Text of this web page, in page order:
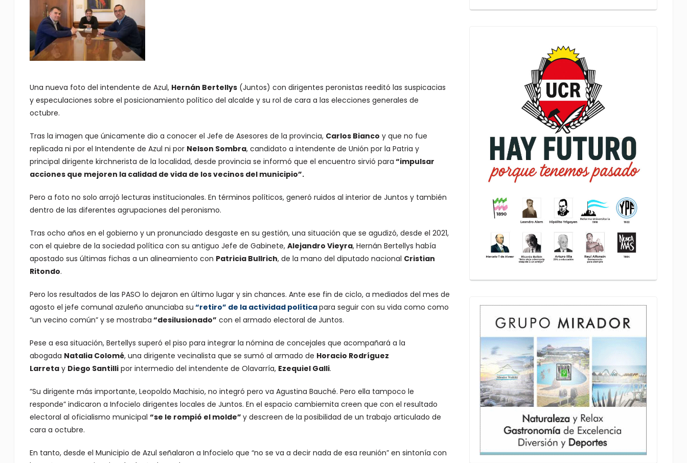
Una nueva foto del intendente de Azul, Hernán Bertellys(Juntos) con dirigentes peronistas reeditó las suspicacias
y especulaciones sobre el posicionamiento político del alcalde y su rol de cara a las elecciones generales de
octubre.
Tras la imagen que únicamente dio a conocer el Jefe de Asesores de la provincia, Carlos Bianco y que no fue
replicada ni por el Intendente de Azul ni por Nelson Sombra, candidato a intendente de Unión por la Patria y
principal dirigente kirchnerista de la localidad, desde provincia se informó que el encuentro sirvió para “impulsar
acciones que mejoren la calidad de vida de los vecinos del municipio”.
Pero a foto no solo arrojó lecturas institucionales. En términos políticos, generó ruidos al interior de Juntos y también
dentro de las diferentes agrupaciones del peronismo.
Tras ocho años en el gobierno y un pronunciado desgaste en su gestión, una situación que se agudizó, desde el 2021,
con el quiebre de la sociedad política con su antiguo Jefe de Gabinete, Alejandro Vieyra, Hernán Bertellys había
apostado sus últimas fichas a un alineamiento con Patricia Bullrich, de la mano del diputado nacional Cristian
Ritondo.
Pero los resultados de las PASO lo dejaron en último lugar y sin chances. Ante ese fin de ciclo, a mediados del mes de
agosto el jefe comunal azuleño anunciaba su “retiro” de la actividad políticapara seguir con su vida como como
“un vecino común” y se mostraba “desilusionado” con el armado electoral de Juntos.
Pese a esa situación, Bertellys superó el piso para integrar la nómina de concejales que acompañará a la
abogada Natalia Colomé, una dirigente vecinalista que se sumó al armado de Horacio Rodríguez
Larretay Diego Santillipor intermedio del intendente de Olavarría, Ezequiel Galli.
“Su dirigente más importante, Leopoldo Machisio, no integró pero va Agustina Bauché. Pero ella tampoco le
responde”indicaron a Infocielo dirigentes locales de Juntos. En el espacio cambiemita creen que con el resultado
electoral al oficialismo municipal “se le rompió el molde” y descreen de la posibilidad de un trabajo articulado de
cara a octubre.
En tanto, desde el Municipio de Azul señalaron a Infocielo que “no se va a decir nada de esa reunión” en sintonía con